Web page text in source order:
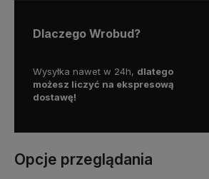
Dlaczego Wrobud?
Wysyłka nawet w 24h, dlatego
możesz liczyć na ekspresową
dostawę!
Opcje przeglądania